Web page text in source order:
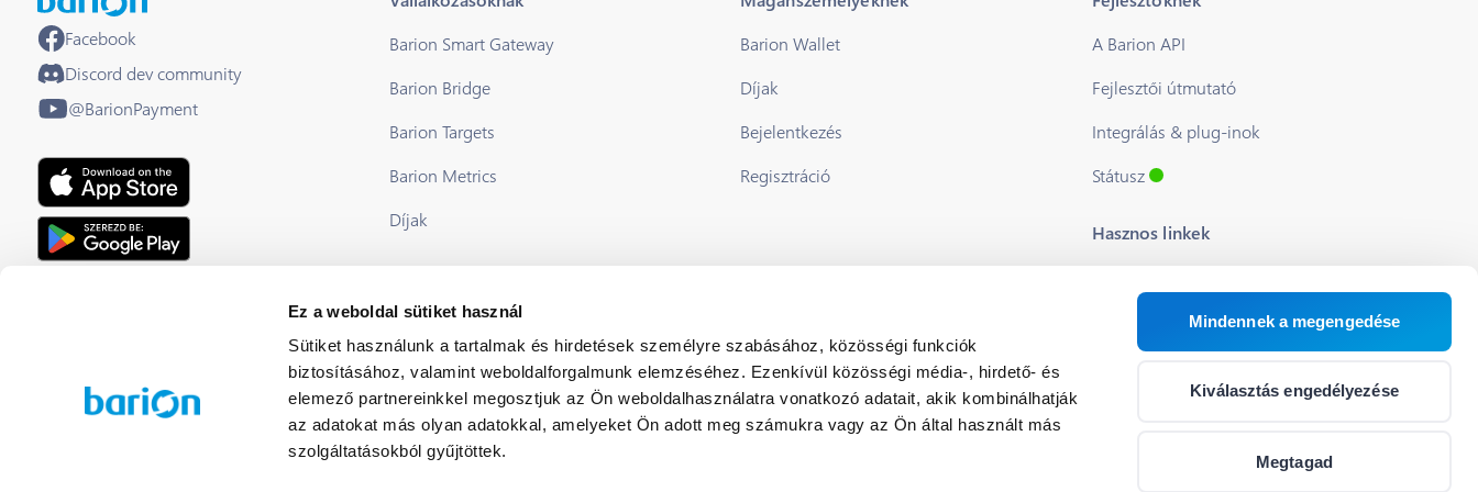
Ez a weboldal sütiket használ
Sütiket használunk a tartalmak és hirdetések személyre szabásához, közösségi funkciók
biztosításához, valamint weboldalforgalmunk elemzéséhez. Ezenkívül közösségi média-, hirdető- és
elemező partnereinkkel megosztjuk az Ön weboldalhasználatra vonatkozó adatait, akik kombinálhatják
az adatokat más olyan adatokkal, amelyeket Ön adott meg számukra vagy az Ön által használt más
szolgáltatásokból gyűjtöttek.
Mindennek a megengedése
Kiválasztás engedélyezése
Megtagad
Facebook
Discord dev community
@BarionPayment
EU Licensed & Regulated Financial
Barion Smart Gateway
Barion Bridge
Barion Targets
Barion Metrics
Díjak
Barion Wallet
Díjak
Bejelentkezés
Regisztráció
A Barion API
Fejlesztői útmutató
Integrálás & plug-inok
Státusz
Hasznos linkek